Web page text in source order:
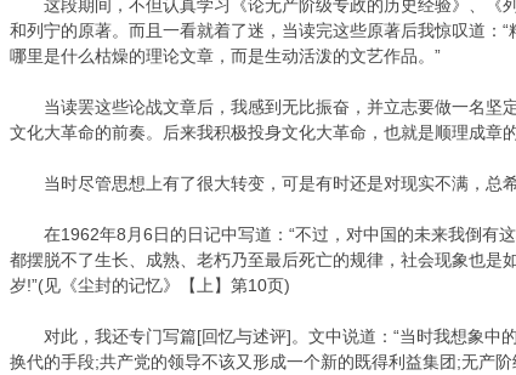
这段期间，不但认真学习《论无产阶级专政的历史经验》、《列
和列宁的原著。而且一看就着了迷，当读完这些原著后我惊叹道
哪里是什么枯燥的理论文章，而是生动活泼的文艺作品。”
当读罢这些论战文章后，我感到无比振奋，并立志要做一名坚
文化大革命的前奏。后来我积极投身文化大革命，也就是顺理成章的
当时尽管思想上有了很大转变，可是有时还是对现实不满，总希
在1962年8月6日的日记中写道：“不过，对中国的未来我倒有
都摆脱不了生长、成熟、老朽乃至最后死亡的规律，社会现象也
岁!”(见《尘封的记忆》【上】第10页)
对此，我还专门写篇[回忆与述评]。文中说道：“当时我想象中
换代的手段;共产党的领导不该又形成一个新的既得利益集团;无产阶